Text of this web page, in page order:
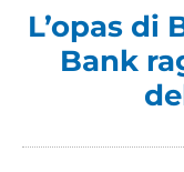
L’opas di
Bank